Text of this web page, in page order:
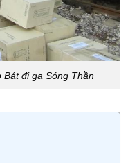
đi ga Sóng Thần